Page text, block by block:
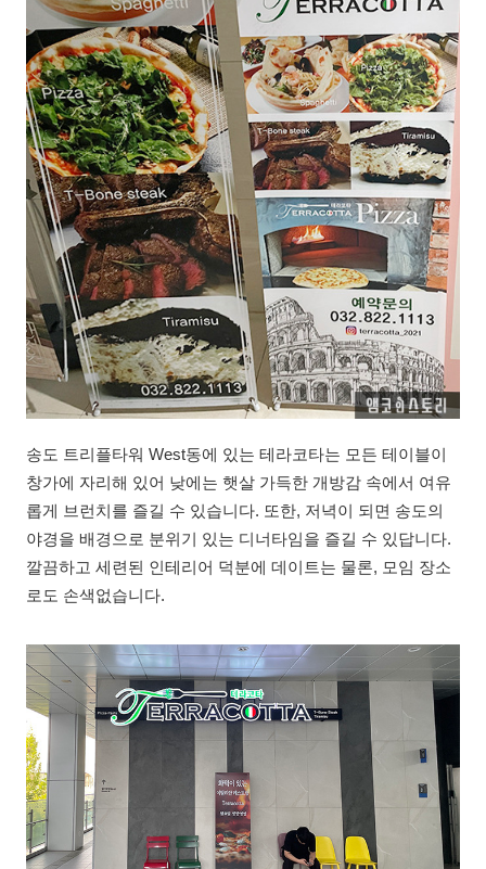
송도 트리플타워 West동에 있는 테라코타는 모든 테이블이
창가에 자리해 있어 낮에는 햇살 가득한 개방감 속에서 여유
롭게 브런치를 즐길 수 있습니다. 또한, 저녁이 되면 송도의
야경을 배경으로 분위기 있는 디너타임을 즐길 수 있답니다.
깔끔하고 세련된 인테리어 덕분에 데이트는 물론, 모임 장소
로도 손색없습니다.